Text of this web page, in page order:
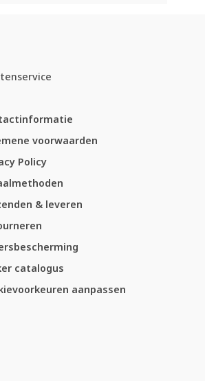
voorwaarden
Policy
& leveren
catalogus
aanpassen